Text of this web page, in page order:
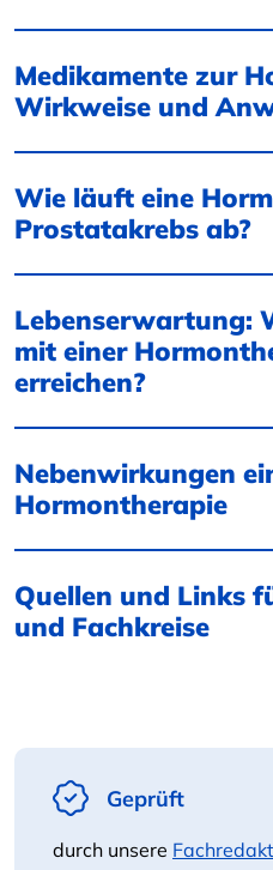
Medikamente zur
Wirkweise und
Wie läuft eine
Prostatakrebs ab?
Lebenserwartung:
mit einer
erreichen?
Nebenwirkungen
Hormontherapie
Quellen und Links
und Fachkreise
Geprüft
durch unsere